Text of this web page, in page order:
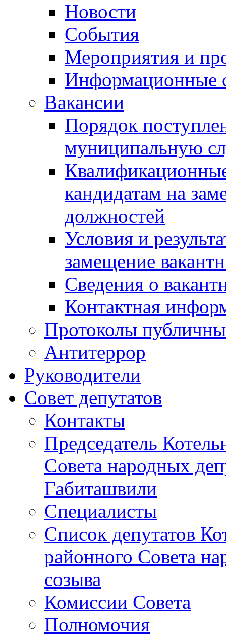
Новости
События
Мероприятия и
Информационные
Вакансии
Порядок
муниципальную
кандидатам на
должностей
Условия и
замещение
Сведения о
Контактная
Протоколы
Антитеррор
Руководители
Совет депутатов
Контакты
Председатель
Совета народных
Габиташвили
Специалисты
Список депутатов
районного Совета
созыва
Комиссии Совета
Полномочия